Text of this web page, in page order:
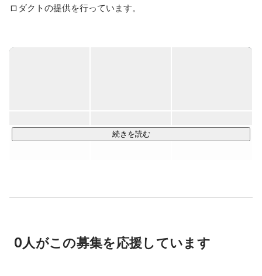
ロダクトの提供を行っています。
行政は主に税金からなる財源を、どのような事業へ投資する
未来を維持するために、必要な事業を考えていくためには、
続きを読む
0人がこの募集を応援しています